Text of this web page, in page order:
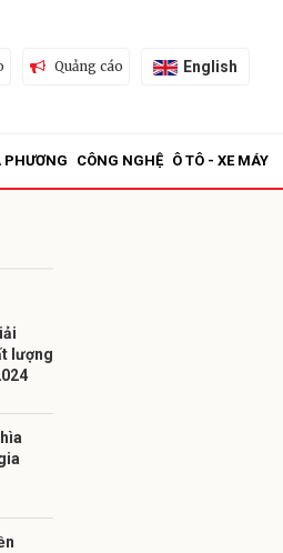
Quảng cáo English
PHƯƠNG CÔNG NGHỆ Ô TÔ - XE MÁY
lượng